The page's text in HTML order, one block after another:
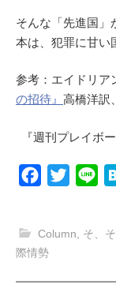
そんな「先進国」
本は、犯罪に甘い
参考：エイドリア
の招待』 高橋洋訳
『週刊プレイボ
e
o
t
e
Column そ、
際情勢